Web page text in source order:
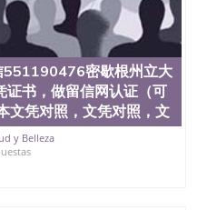
微信551190476办国外可
购买真文凭可信吗QQ
查询机构QQ微信
QQ微信551190476如何
海外文凭认证办理
立大学（San Jose State
大学”）成立于1857
悠久的大学之一，也是美
圣何塞市San Jose中
位于加利福尼亚州的著
的就业率，全美名列前
551190476密歇根州立大
证书，做留信网认证（可
文凭对照，文凭对照，文
y Belleza